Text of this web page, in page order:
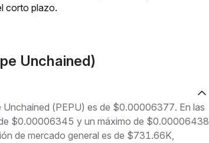
corto plazo.
Unchained)
(PEPU) es de $0.00006377. En las
$0.00006345 y un máximo de $0.00006438
de mercado general es de $731.66K,